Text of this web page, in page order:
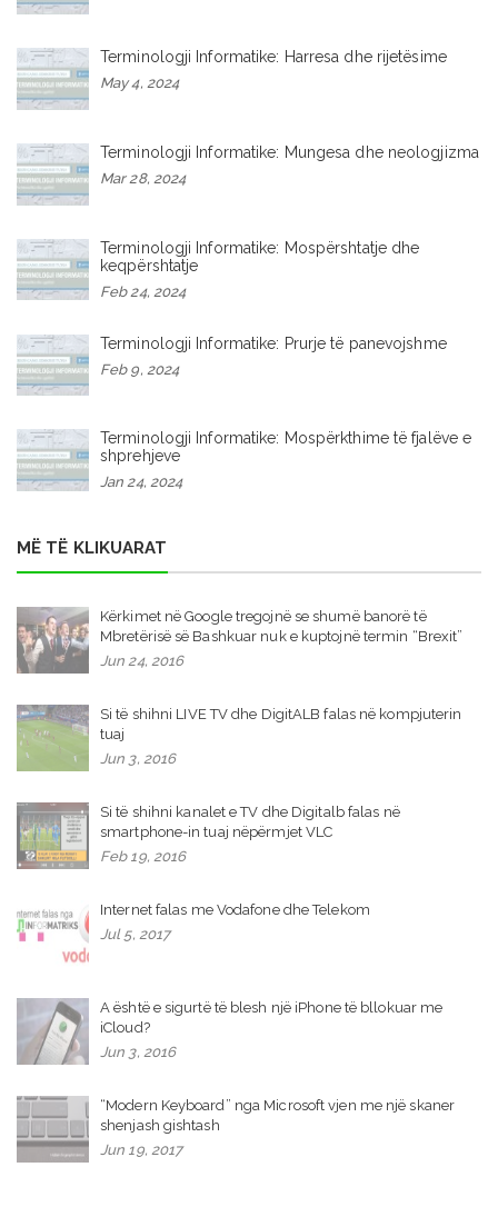
Terminologji Informatike: Harresa dhe rijetësime
May 4, 2024
Terminologji Informatike: Mungesa dhe neologjizma
Mar 28, 2024
Terminologji Informatike: Mospërshtatje dhe
keqpërshtatje
Feb 24, 2024
Terminologji Informatike: Prurje të panevojshme
Feb 9, 2024
Terminologji Informatike: Mospërkthime të fjalëve e
shprehjeve
Jan 24, 2024
MË TË KLIKUARAT
Kërkimet në Google tregojnë se shumë banorë të
Mbretërisë së Bashkuar nuk e kuptojnë termin “Brexit”
Jun 24, 2016
Si të shihni LIVE TV dhe DigitALB falas në kompjuterin
tuaj
Jun 3, 2016
Si të shihni kanalet e TV dhe Digitalb falas në
smartphone-in tuaj nëpërmjet VLC
Feb 19, 2016
Internet falas me Vodafone dhe Telekom
Jul 5, 2017
A është e sigurtë të blesh një iPhone të bllokuar me
iCloud?
Jun 3, 2016
“Modern Keyboard” nga Microsoft vjen me një skaner
shenjash gishtash
Jun 19, 2017